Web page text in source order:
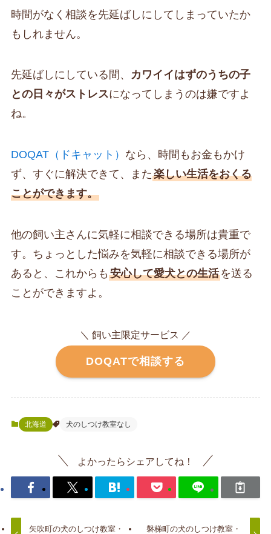
時間がなく相談を先延ばしにしてしまっていたか
もしれません。
先延ばしにしている間、
カワイイはずのうちの子
との日々がストレスになってしまうのは嫌ですよ
ね。
DOQAT（ドキャット） なら、時間もお金もかけ
ず、すぐに解決できて、また楽しい生活をおくる
ことができます。
他の飼い主さんに気軽に相談できる場所は貴重で
す。ちょっとした悩みを気軽に相談できる場所が
あると、これからも 安心して愛犬との生活を送る
ことができますよ。
＼ 飼い主限定サービス ／
DOQATで相談する
北海道 犬のしつけ教室なし
よかったらシェアしてね！
矢吹町の犬のしつけ教室・
磐梯町の犬のしつけ教室・